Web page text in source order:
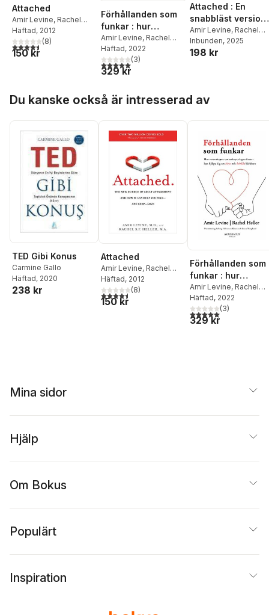
Attached
Amir Levine, Rachel
Heller
Häftad, 2012
4,5utav 5 stjärnor. Totalt antal röster:
(8)
150 kr
Förhållanden som
funkar : hur
vetenskapen om
anknytningsmönste
r kan hjälpa dig att
hitta och behålla
Amir Levine, Rachel
Heller
Häftad, 2022
5,0utav 5 stjärnor. Totalt antal röster:
(3)
329 kr
Attached : En
snabbläst version
på svenska
Amir Levine, Rachel
Heller
Inbunden, 2025
198 kr
Du kanske också är intresserad av
TED Gibi Konus
Carmine Gallo
Häftad, 2020
238 kr
Attached
Amir Levine, Rachel
Heller
Häftad, 2012
4,5utav 5 stjärnor. Totalt antal röster:
(8)
150 kr
Förhållanden som
funkar : hur
vetenskapen om
r kan hjälpa dig att
hitta och behålla
Amir Levine, Rachel
Heller
Häftad, 2022
5,0utav 5 stjärnor.
(3)
329 kr
Mina sidor
Hjälp
Om Bokus
Populärt
Inspiration